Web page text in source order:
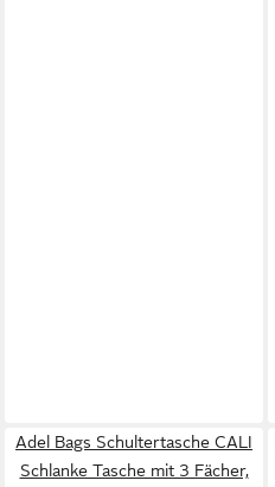
Adel Bags Schultertasche CALI
Schlanke Tasche mit 3 Fächer,